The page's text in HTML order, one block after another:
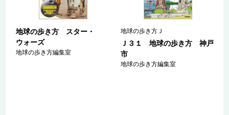
地球の歩き方 スター・
ウォーズ
地球の歩き方編集室
地球の歩き方Ｊ
Ｊ３１ 地球の歩き方 神戸
市
地球の歩き方編集室